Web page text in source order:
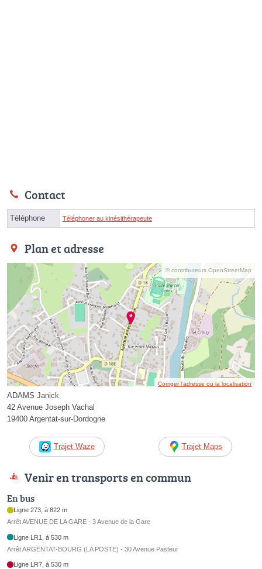
Contact
Téléphone Téléphoner au kinésithérapeute
Plan et adresse
© contributeurs OpenStreetMap
Corriger l’adresse ou la localisation
ADAMS Janick
42 Avenue Joseph Vachal
19400 Argentat-sur-Dordogne
Trajet Waze Trajet Maps
Venir en transports en commun
En bus
Ligne 273, à 822 m
Arrêt AVENUE DE LA GARE - 3 Avenue de la Gare
Ligne LR1, à 530 m
Arrêt ARGENTAT-BOURG (LA POSTE) - 30 Avenue Pasteur
Ligne LR7, à 530 m